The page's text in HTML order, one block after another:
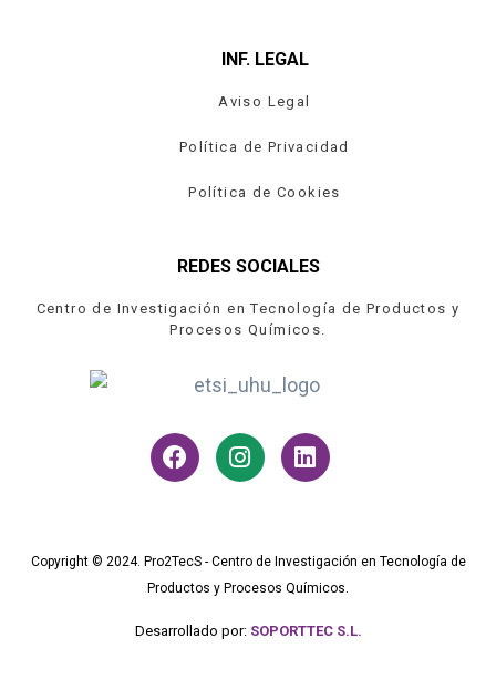
INF. LEGAL
Aviso Legal
Política de Privacidad
Política de Cookies
REDES SOCIALES
Centro de Investigación en Tecnología de Productos y
Procesos Químicos.
Copyright © 2024. Pro2TecS - Centro de Investigación en Tecnología de
Productos y Procesos Químicos.
Desarrollado por: SOPORTTEC S.L.